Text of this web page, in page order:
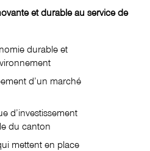
et durable au service de
durable et
d’un marché
d’investissement
du canton
mettent en place